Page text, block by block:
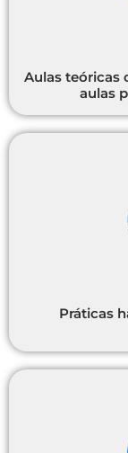
Aulas teóricas
aulas
Práticas